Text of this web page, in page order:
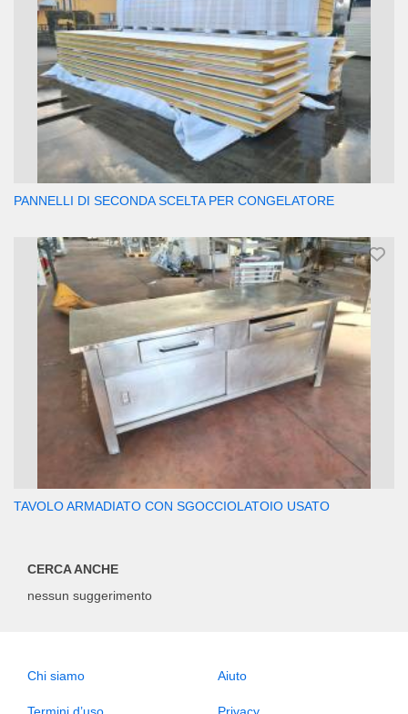
PANNELLI DI SECONDA SCELTA PER CONGELATORE
TAVOLO ARMADIATO CON SGOCCIOLATOIO USATO
CERCA ANCHE
nessun suggerimento
Chi siamo Aiuto